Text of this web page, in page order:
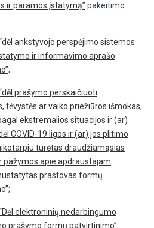
ir paramos įstatymą” pakeitimo
ankstyvojo perspėjimo sistemos
ir informavimo aprašo
;
prašymo perskaičiuoti
tėvystės ar vaiko priežiūros išmokas,
ekstremalios situacijos ir (ar)
COVID-19 ligos ir (ar) jos plitimo
turėtas draudžiamąsias
pažymos apie apdraustajam
prastovas formų
;
elektroninių nedarbingumo
prašymo formų patvirtinimo”;